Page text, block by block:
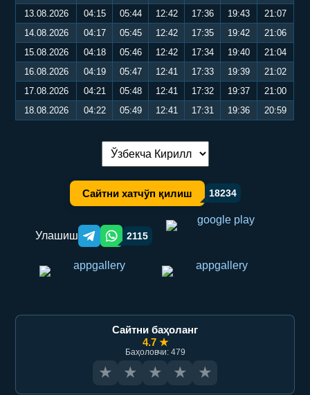
13.08.2026
04:15 05:44 12:42 17:36 19:43
21:07
14.08.2026
04:17 05:45 12:42 17:35 19:42
21:06
15.08.2026
04:18 05:46 12:42 17:34 19:40
21:04
16.08.2026
04:19 05:47 12:41 17:33 19:39
21:02
17.08.2026
04:21 05:48 12:41 17:32 19:37
21:00
18.08.2026
04:22 05:49 12:41 17:31 19:36 20:59
Тилни алмаштириш:
Сайтни хатчўп қилиш 18234
Улашиш Telegram orqali ulashish
WhatsApp orqali ulashish
2115
Сайтни баҳоланг
4.7 ★
Баҳоловчи: 479
★ ★ ★ ★ ★